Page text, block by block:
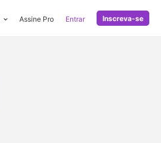
Assine Pro Entrar Inscreva-se